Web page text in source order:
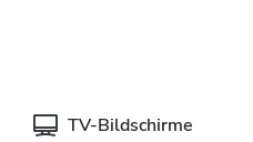
TV-Bildschirme